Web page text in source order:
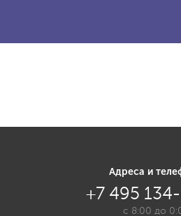
Адреса и
+7 495
с 8:00 до